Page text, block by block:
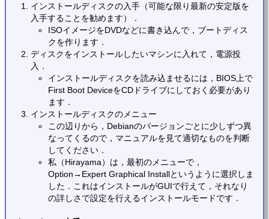
インストールディスクの入手（可能な限り最新の安定版を
入手することを勧めます）．
ISOイメージをDVDなどに書き込んで，ブートディス
クを作ります．
ディスクをインストールしたいマシンに入れて，電源投
入．
インストールディスクを読み込ませるには，BIOS上で
First Boot DeviceをCDドライブにしておく必要があり
ます．
インストールディスクのメニュー
この辺りから，Debianのバージョンごとに少しずつ異
なってくるので，マニュアルを見て適切なものを判断
してください．
私（Hirayama）は，最初のメニューで，
Option→Expert Graphical Installというように選択しま
した．これはインストールがGUIで行えて，それなり
の詳しさで設定を行えるインストールモードです．